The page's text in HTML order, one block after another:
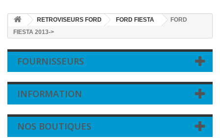
RETROVISEURS FORD FORD FIESTA
FORD
FIESTA 2013->
FOURNISSEURS
INFORMATION
NOS BOUTIQUES